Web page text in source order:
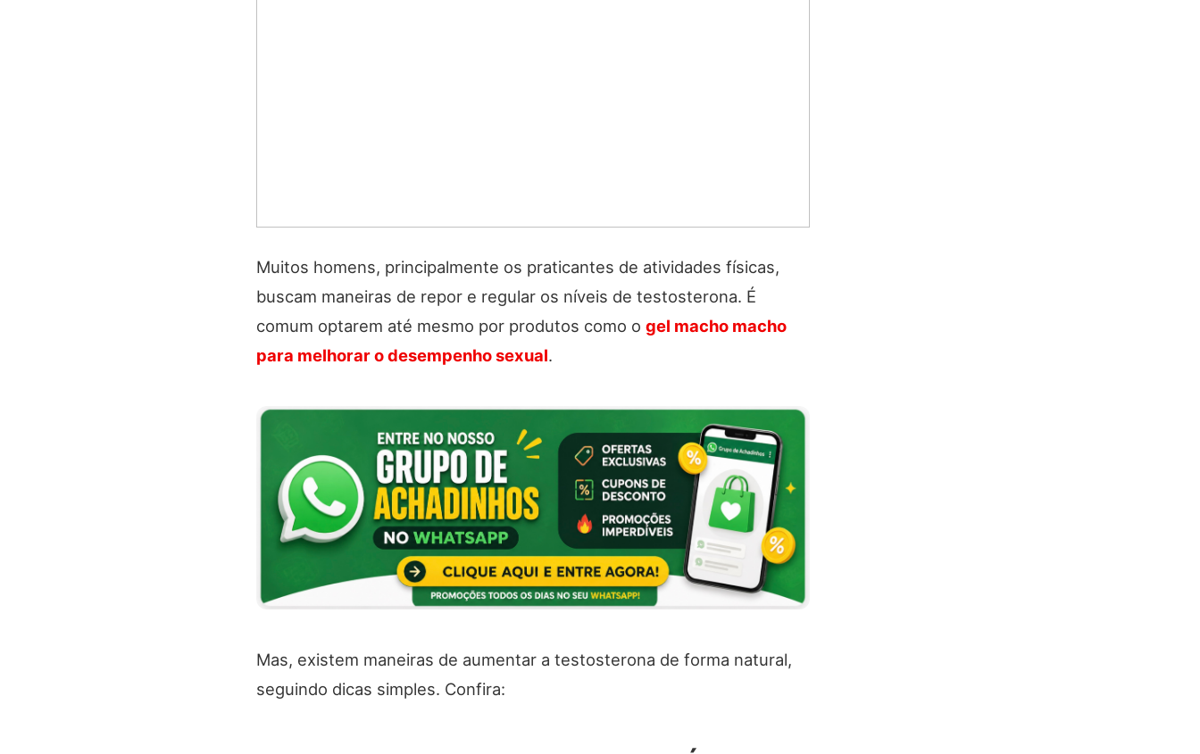
Muitos homens, principalmente os praticantes de atividades físicas,
buscam maneiras de repor e regular os níveis de testosterona. É
comum optarem até mesmo por produtos como o gel macho macho
para melhorar o desempenho sexual.
Mas, existem maneiras de aumentar a testosterona de forma natural,
seguindo dicas simples. Confira: